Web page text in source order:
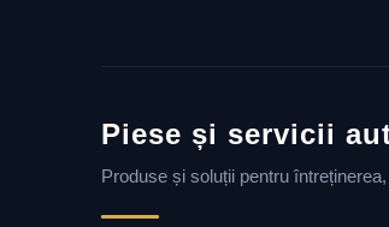
Piese și servicii
Produse și soluții pentru